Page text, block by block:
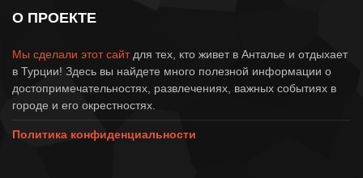
О ПРОЕКТЕ
Мы сделали этот сайтдля тех, кто живет в Анталье и отдыхает
в Турции! Здесь вы найдете много полезной информации о
достопримечательностях, развлечениях, важных событиях в
городе и его окрестностях.
Политика конфиденциальности